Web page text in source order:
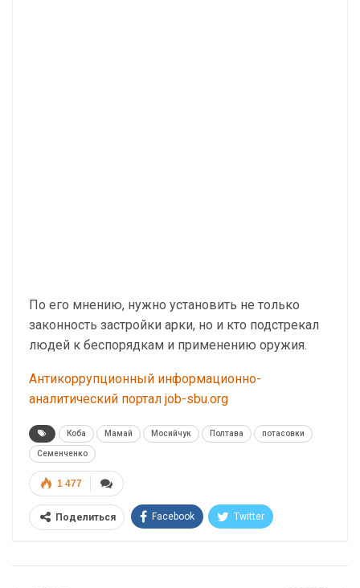
По его мнению, нужно установить не только
законность застройки арки, но и кто подстрекал
людей к беспорядкам и применению оружия.
Антикоррупционный информационно-
аналитический портал job-sbu.org
Коба Мамай Мосийчук Полтава потасовки
Семенченко
1 477
Поделиться Facebook Twitter